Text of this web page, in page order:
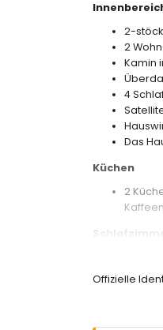
2-
2
Kamin
4
Das
Küchen
2
Offizielle